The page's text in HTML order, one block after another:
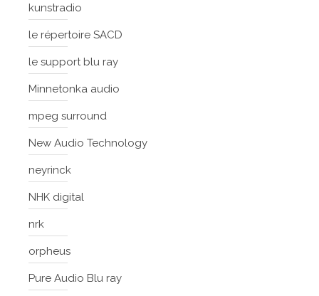
kunstradio
le répertoire SACD
le support blu ray
Minnetonka audio
mpeg surround
New Audio Technology
neyrinck
NHK digital
nrk
orpheus
Pure Audio Blu ray